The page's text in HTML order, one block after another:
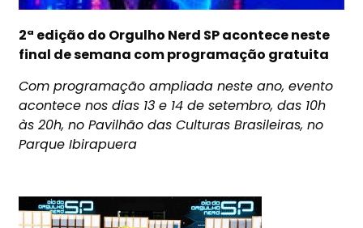
2ª edição do Orgulho Nerd SP acontece neste
final de semana com programação gratuita
Com programação ampliada neste ano, evento
acontece nos dias 13 e 14 de setembro, das 10h
às 20h, no Pavilhão das Culturas Brasileiras, no
Parque Ibirapuera